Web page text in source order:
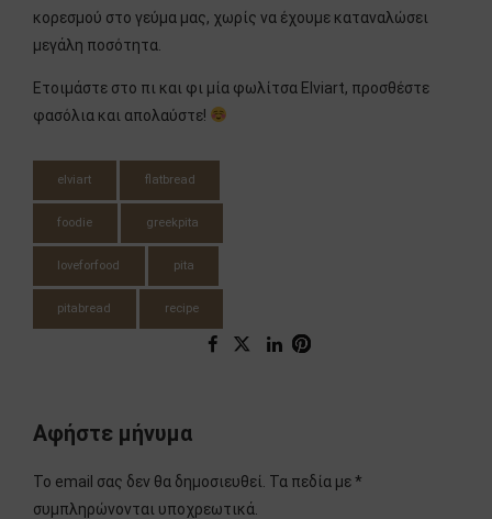
κορεσμού στο γεύμα μας, χωρίς να έχουμε καταναλώσει
μεγάλη ποσότητα.
Ετοιμάστε στο πι και φι μία φωλίτσα Elviart, προσθέστε
φασόλια και απολαύστε!
elviart flatbread
foodie greekpita
loveforfood pita
pitabread recipe
Αφήστε μήνυμα
Το email σας δεν θα δημοσιευθεί. Τα πεδία με *
συμπληρώνονται υποχρεωτικά.